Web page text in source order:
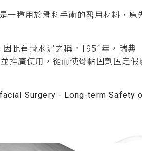
一種用於骨科手術的醫用材料，原
此有骨水泥之稱。1951年，瑞典
推廣使用，從而使骨黏固劑固定假
Surgery - Long-term Safety